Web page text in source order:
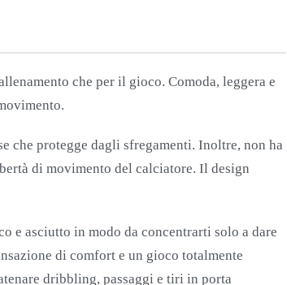
che per il gioco. Comoda, leggera e
che protegge dagli sfregamenti. Inoltre, non ha
di movimento del calciatore. Il design
e asciutto in modo da concentrarti solo a dare
di comfort e un gioco totalmente
dribbling, passaggi e tiri in porta